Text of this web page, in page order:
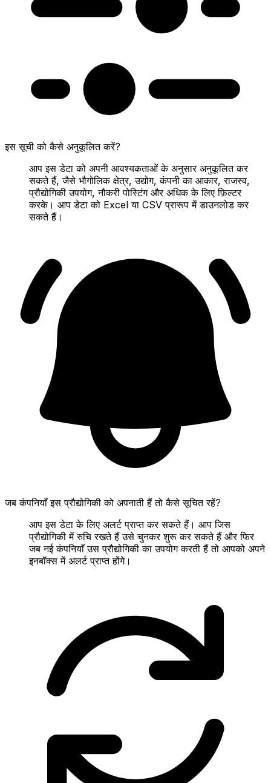
इस सूची को कैसे अनुकूलित करें?
आप इस डेटा को अपनी आवश्यकताओं के अनुसार अनुकूलित कर
सकते हैं, जैसे भौगोलिक क्षेत्र, उद्योग, कंपनी का आकार, राजस्व,
प्रौद्योगिकी उपयोग, नौकरी पोस्टिंग और अधिक के लिए फ़िल्टर
करके। आप डेटा को Excel या CSV प्रारूप में डाउनलोड कर
सकते हैं।
जब कंपनियाँ इस प्रौद्योगिकी को अपनाती हैं तो कैसे सूचित रहें?
आप इस डेटा के लिए अलर्ट प्राप्त कर सकते हैं। आप जिस
प्रौद्योगिकी में रुचि रखते हैं उसे चुनकर शुरू कर सकते हैं और फिर
जब नई कंपनियाँ उस प्रौद्योगिकी का उपयोग करती हैं तो आपको अपने
इनबॉक्स में अलर्ट प्राप्त होंगे।